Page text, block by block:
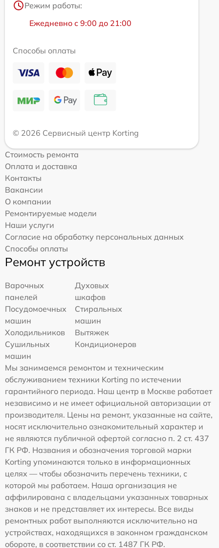
Режим работы:
Ежедневно с 9:00 до 21:00
Способы оплаты
© 2026 Сервисный центр Korting
Стоимость ремонта
Оплата и доставка
Контакты
Вакансии
О компании
Ремонтируемые модели
Наши услуги
Согласие на обработку персональных данных
Способы оплаты
Ремонт устройств
Варочных
панелей
Духовых
шкафов
Посудомоечных
машин
Стиральных
машин
Холодильников
Вытяжек
Сушильных
машин
Кондиционеров
Мы занимаемся ремонтом и техническим
обслуживанием техники Korting по истечении
гарантийного периода. Наш центр в Москве работает
независимо и не имеет официальной авторизации от
производителя. Цены на ремонт, указанные на сайте,
носят исключительно ознакомительный характер и
не являются публичной офертой согласно п. 2 ст. 437
ГК РФ. Названия и обозначения торговой марки
Korting упоминаются только в информационных
целях — чтобы обозначить перечень техники, с
которой мы работаем. Наша организация не
аффилирована с владельцами указанных товарных
знаков и не представляет их интересы. Все виды
ремонтных работ выполняются исключительно на
устройствах, находящихся в законном гражданском
обороте, в соответствии со ст. 1487 ГК РФ.